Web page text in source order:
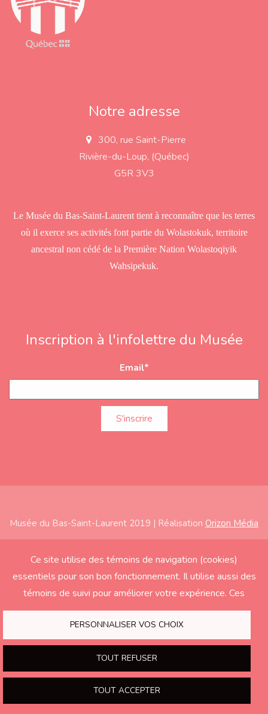
print
Notre adresse
a
d
300, rue Saint-Pierre
Rivière-du-Loup, (Québec)
G5R 3V3
Le Musée du Bas-Saint-Laurent tient à reconnaître que les terres
où il exerce ses activités font partie du Wolastokuk, territoire
ancestral non cédé de la Première Nation Wolastoqiyik
Wahsipekuk.
Inscription à l'infolettre du Musée
Email*
Musée du Bas-Saint-Laurent 2019 | Réalisation Orizon Média
Ce site utilise des témoins de navigation (cookies)
essentiels pour son bon fonctionnement. Il utilise aussi des
témoins de suivi pour améliorer votre expérience. Ces
derniers seront activés seulement si vous acceptez.
PERSONNALISER VOS CHOIX
TOUT REFUSER
TOUT ACCEPTER
Subfooter
Accueil
À propos
Éducation
Soutenir le Musée